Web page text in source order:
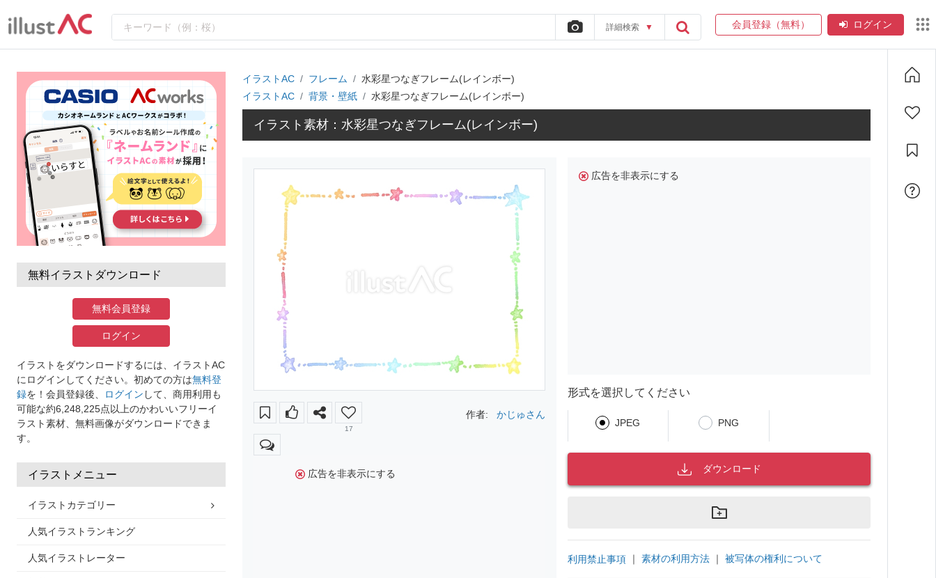
詳細検索 ▼ 会員登録（無料） ログイン
無料イラストダウンロード
無料会員登録
ログイン
イラストをダウンロードするには、イラストAC
にログインしてください。初めての方は無料登
録を！会員登録後、 ログイン して、商用利用も
可能な約6,248,225点以上のかわいいフリーイ
ラスト素材、無料画像がダウンロードできま
す。
イラストメニュー
イラストカテゴリー
人気イラストランキング
人気イラストレーター
イラストAC フレーム
水彩星つなぎフレーム(レインボー)
イラストAC
背景・壁紙 水彩星つなぎフレーム(レインボー)
イラスト素材：水彩星つなぎフレーム(レインボー)
17
作者: かじゅさん
広告を非表示にする
広告を非表示にする
形式を選択してください
JPEG PNG
ダウンロード
利用禁止事項 ｜ 素材の利用方法 ｜ 被写体の権利について